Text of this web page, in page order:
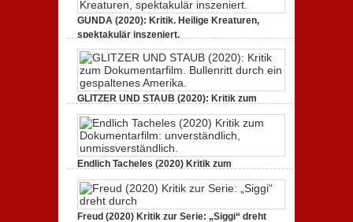
GUNDA (2020): Kritik. Heilige Kreaturen,
spektakulär inszeniert.
GLITZER UND STAUB (2020): Kritik zum
Dokumentarfilm.
3. Oktober 2020,2 Comments
Endlich Tacheles (2020) Kritik zum
Dokumentarfilm: unverständlich,
19. Mai 2020,0 Comments
Freud (2020) Kritik zur Serie: „Siggi“ dreht